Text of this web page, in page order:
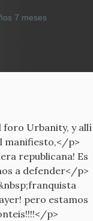
7 meses
foro Urbanity, y allí
manifiesto,</p>
republicana! Es
a defender</p>
pero estamos
p>